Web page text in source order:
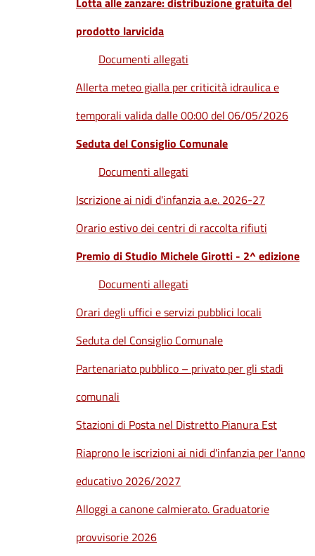
prodotto larvicida
Documenti allegati
Allerta meteo gialla per criticità idraulica e
temporali valida dalle 00:00 del 06/05/2026
Seduta del Consiglio Comunale
Documenti allegati
Iscrizione ai nidi d'infanzia a.e. 2026-27
Orario estivo dei centri di raccolta rifiuti
Premio di Studio Michele Girotti - 2^ edizione
Documenti allegati
Orari degli uffici e servizi pubblici locali
Seduta del Consiglio Comunale
Partenariato pubblico – privato per gli stadi
comunali
Stazioni di Posta nel Distretto Pianura Est
Riaprono le iscrizioni ai nidi d'infanzia per l'anno
educativo 2026/2027
Alloggi a canone calmierato. Graduatorie
provvisorie 2026